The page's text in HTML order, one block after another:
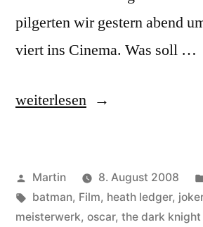
pilgerten wir gestern abend
viert ins Cinema. Was soll …
„The
weiterlesen
Veröffentlicht
von
Martin 8. August 2008
Schlagwörter:
batman, Film, heath ledger, joker
meisterwerk, oscar, the dark knight